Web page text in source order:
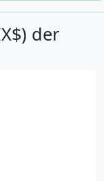
der